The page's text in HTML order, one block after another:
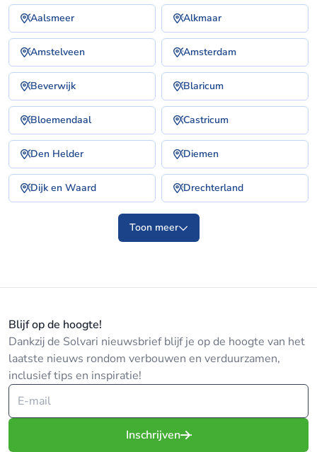
Aalsmeer Alkmaar
Amstelveen Amsterdam
Beverwijk Blaricum
Bloemendaal Castricum
Den Helder Diemen
Dijk en Waard Drechterland
Toon meer
Blijf op de hoogte!
Dankzij de Solvari nieuwsbrief blijf je op de hoogte van het
laatste nieuws rondom verbouwen en verduurzamen,
inclusief tips en inspiratie!
Inschrijven